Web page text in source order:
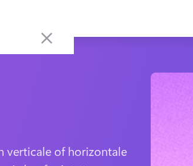
verticale of horizontale